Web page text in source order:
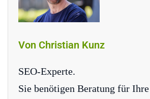
Von Christian Kunz
SEO-Experte.
Sie benötigen Beratung für Ihre